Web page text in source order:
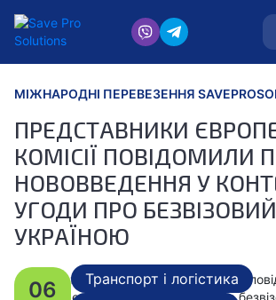
МІЖНАРОДНІ ПЕРЕВЕЗЕННЯ
ПРЕДСТАВНИКИ
КОМІСІЇ ПОВІДОМИЛИ
НОВОВВЕДЕННЯ У
УГОДИ ПРО
УКРАЇНОЮ
06
Транспорт і логістика